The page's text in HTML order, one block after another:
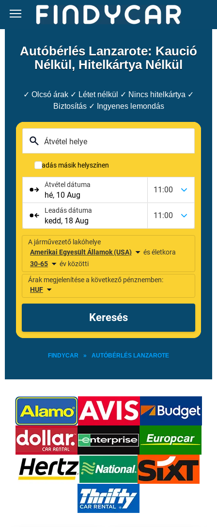
content
Autóbérlés Lanzarote: Kaució
Nélkül, Hitelkártya Nélkül
✓ Olcsó árak ✓ Létet nélkül ✓ Nincs hitelkártya ✓
Biztosítás ✓ Ingyenes lemondás
FINDYCAR » AUTÓBÉRLÉS LANZAROTE